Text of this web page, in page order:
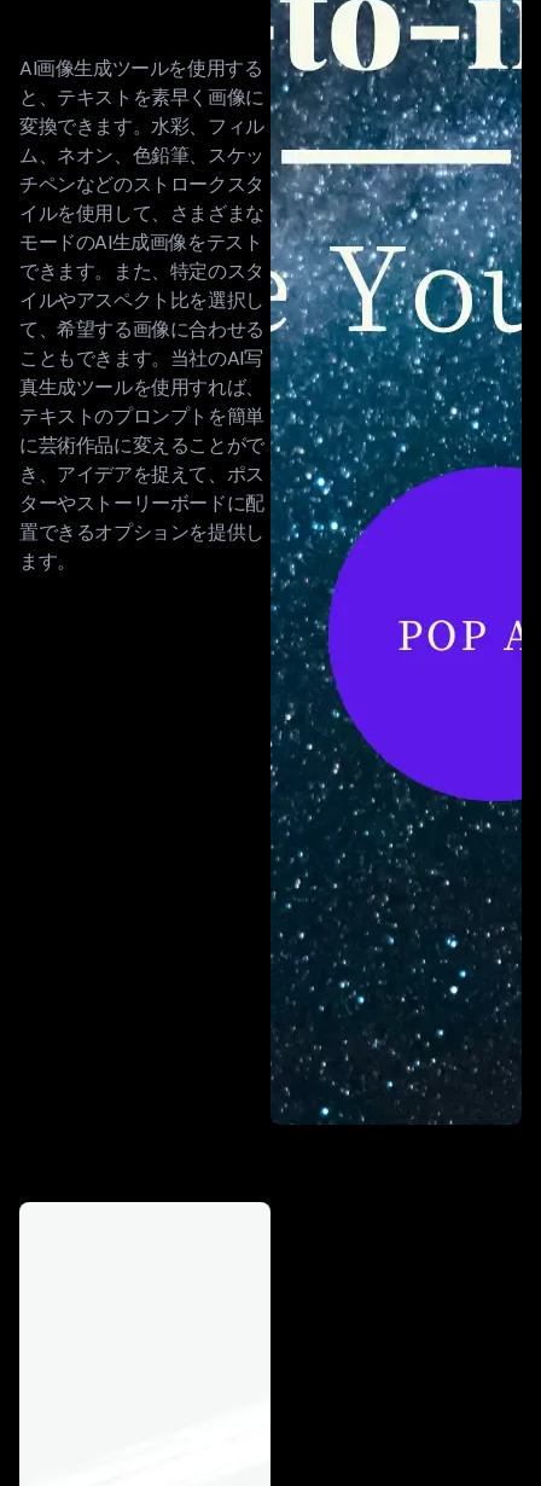
AI画像生成ツールを使用する
と、テキストを素早く画像に
変換できます。水彩、フィル
ム、ネオン、色鉛筆、スケッ
チペンなどのストロークスタ
イルを使用して、さまざまな
モードのAI生成画像をテスト
できます。また、特定のスタ
イルやアスペクト比を選択し
て、希望する画像に合わせる
こともできます。当社のAI写
真生成ツールを使用すれば、
テキストのプロンプトを簡単
に芸術作品に変えることがで
き、アイデアを捉えて、ポス
ターやストーリーボードに配
置できるオプションを提供し
ます。